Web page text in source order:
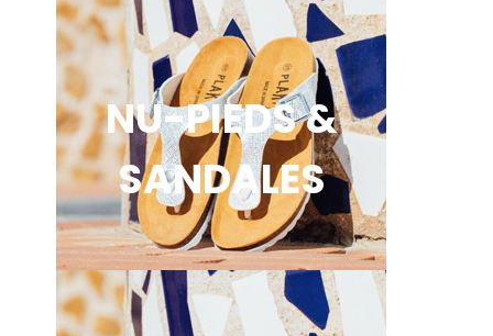
NU-PIEDS &
SANDALES